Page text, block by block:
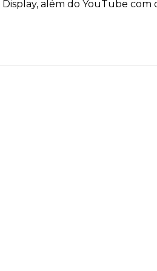
além do YouTube com